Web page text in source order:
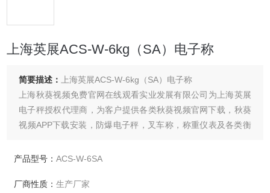
上海英展ACS-W-6kg（SA）电子称
简要描述：
上海英展ACS-W-6kg（SA）电子称
上海秋葵视频免费官网在线观看实业发展有限公司为上海英展
电子秤授权代理商，为客户提供各类秋葵视频官网下载，秋葵
视频APP下载安装，防爆电子秤，叉车称，称重仪表及各类衡
产品型号：ACS-W-6SA
厂商性质：生产厂家